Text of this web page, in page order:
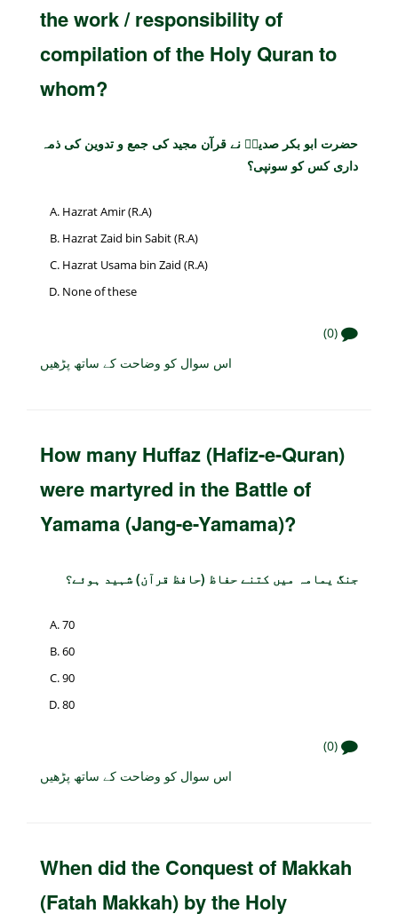
the work / responsibility of
compilation of the Holy Quran to
whom?
حضرت ابو بکر صدیقؓ نے قرآن مجید کی جمع و تدوین کی ذمہ
داری کس کو سونپی؟
Hazrat Amir (R.A)
Hazrat Zaid bin Sabit (R.A)
Hazrat Usama bin Zaid (R.A)
None of these
(0)
اس سوال کو وضاحت کے ساتھ پڑھیں
How many Huffaz (Hafiz-e-Quran)
were martyred in the Battle of
Yamama (Jang-e-Yamama)?
جنگ یمامہ میں کتنے حفاظ (حافظ قرآن) شہید ہوئے؟
70
60
90
80
(0)
اس سوال کو وضاحت کے ساتھ پڑھیں
When did the Conquest of Makkah
(Fatah Makkah) by the Holy